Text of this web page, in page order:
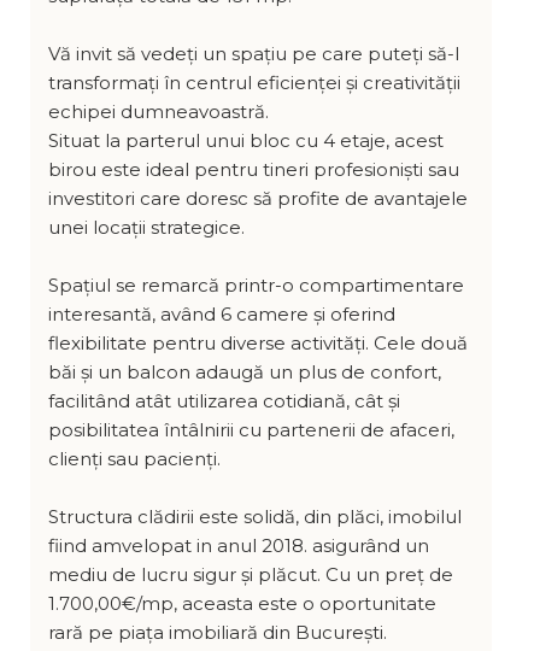
Vă invit să vedeți un spațiu pe care puteți să-l
transformați în centrul eficienței și creativității
echipei dumneavoastră.
Situat la parterul unui bloc cu 4 etaje, acest
birou este ideal pentru tineri profesioniști sau
investitori care doresc să profite de avantajele
unei locații strategice.
Spațiul se remarcă printr-o compartimentare
interesantă, având 6 camere și oferind
flexibilitate pentru diverse activități. Cele două
băi și un balcon adaugă un plus de confort,
facilitând atât utilizarea cotidiană, cât și
posibilitatea întâlnirii cu partenerii de afaceri,
clienți sau pacienți.
Structura clădirii este solidă, din plăci, imobilul
fiind amvelopat in anul 2018. asigurând un
mediu de lucru sigur și plăcut. Cu un preț de
1.700,00€/mp, aceasta este o oportunitate
rară pe piața imobiliară din București.